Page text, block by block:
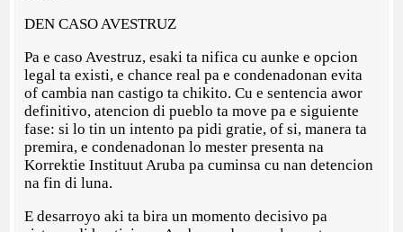
DEN CASO AVESTRUZ
Pa e caso Avestruz, esaki ta nifica cu aunke e opcion
legal ta existi, e chance real pa e condenadonan evita
of cambia nan castigo ta chikito. Cu e sentencia awor
definitivo, atencion di pueblo ta move pa e siguiente
fase: si lo tin un intento pa pidi gratie, of si, manera ta
premira, e condenadonan lo mester presenta na
Korrektie Instituut Aruba pa cuminsa cu nan detencion
na fin di luna.
E desarroyo aki ta bira un momento decisivo pa